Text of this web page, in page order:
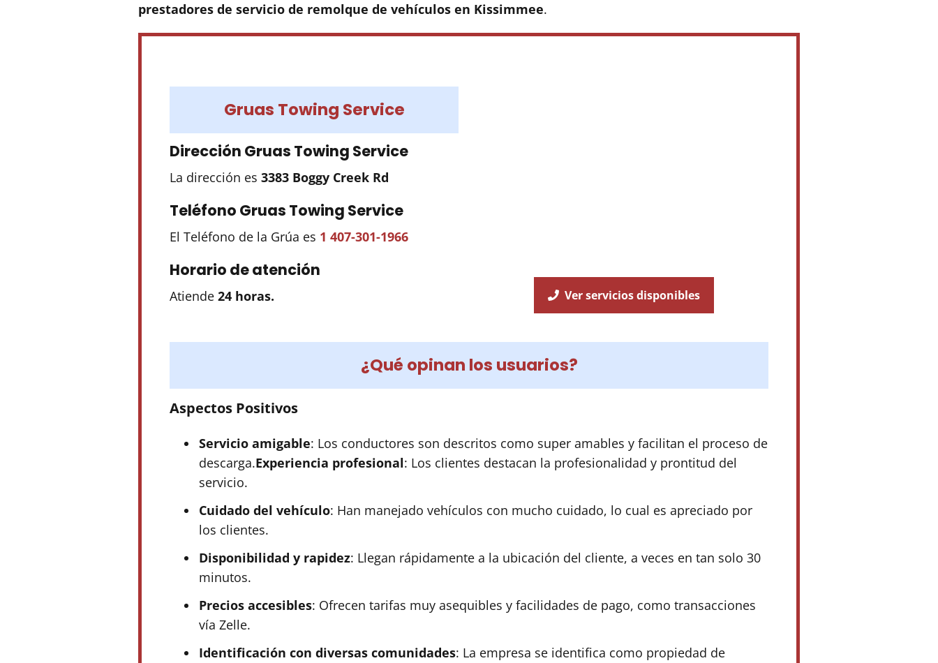
prestadores de servicio de remolque de vehículos en Kissimmee.
Gruas Towing Service
Dirección Gruas Towing Service
La dirección es 3383 Boggy Creek Rd
Teléfono Gruas Towing Service
El Teléfono de la Grúa es 1 407-301-1966
Horario de atención
Atiende 24 horas. Ver servicios disponibles
¿Qué opinan los usuarios?
Aspectos Positivos
Servicio amigable: Los conductores son descritos como super amables y facilitan el proceso de
descarga.Experiencia profesional: Los clientes destacan la profesionalidad y prontitud del
servicio.
Cuidado del vehículo: Han manejado vehículos con mucho cuidado, lo cual es apreciado por
los clientes.
Disponibilidad y rapidez: Llegan rápidamente a la ubicación del cliente, a veces en tan solo 30
minutos.
Precios accesibles: Ofrecen tarifas muy asequibles y facilidades de pago, como transacciones
vía Zelle.
Identificación con diversas comunidades: La empresa se identifica como propiedad de